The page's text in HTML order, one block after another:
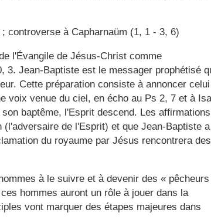
controverse à Capharnaüm (1, 1 - 3, 6)
l'Évangile de Jésus-Christ comme
3. Jean-Baptiste est le messager prophétisé
Cette préparation consiste à annoncer
voix venue du ciel, en écho au Ps 2, 7 et à
baptême, l'Esprit descend. Les
de l'Esprit) et que Jean-Baptiste
du royaume par Jésus rencontrera des
à le suivre et à devenir des « pêcheurs
hommes auront un rôle à jouer dans la
vont marquer des étapes majeures dans